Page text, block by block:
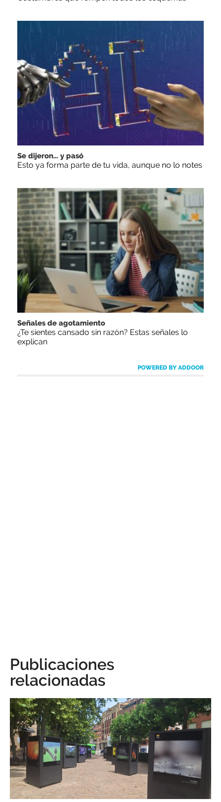
Se dijeron… y pasó
Esto ya forma parte de tu vida, aunque no lo notes
Señales de agotamiento
¿Te sientes cansado sin razón? Estas señales lo
explican
POWERED BY ADDOOR
Publicaciones
relacionadas